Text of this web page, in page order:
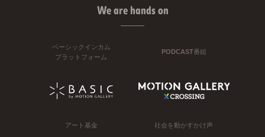
We are hands on
ベーシックインカム
プラットフォーム
PODCAST番組
アート基金 社会を動かすかけ声